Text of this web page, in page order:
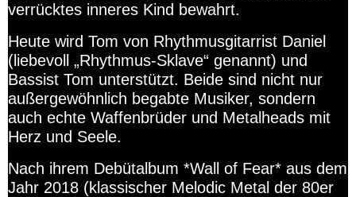
verrücktes inneres Kind bewahrt.
Heute wird Tom von Rhythmusgitarrist Daniel
(liebevoll „Rhythmus-Sklave“ genannt) und
Bassist Tom unterstützt. Beide sind nicht nur
außergewöhnlich begabte Musiker, sondern
auch echte Waffenbrüder und Metalheads mit
Herz und Seele.
Nach ihrem Debütalbum *Wall of Fear* aus dem
Jahr 2018 (klassischer Melodic Metal der 80er